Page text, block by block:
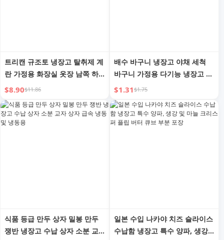
트리캔 규조토 냉장고 탈취제 계
란 가정용 화장실 옷장 남쪽 하
늘로 돌아가 냄새 제거 및 냄새
흡수 방향제
$8.90$11.86
배수 바구니 냉장고 야채 세척
바구니 가정용 다기능 냉장고 수
납 상자 식품 등급 과일 및 야채
세척 휴대용 가젯
$1.31$1.75
식품 등급 만두 상자 밀봉 만두
쟁반 냉장고 수납 상자 소분 교
일본 수입 나카야 치즈 슬라이스
수납함 냉장고 특수 양파, 생강